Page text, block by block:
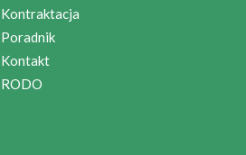
Kontraktacja
Poradnik
Kontakt
RODO